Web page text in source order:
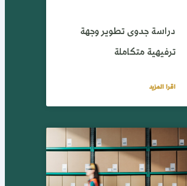
دراسة جدوى تطوير وجهة
ترفيهية متكاملة
اقرا المزيد